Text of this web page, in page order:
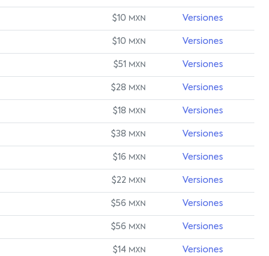
$10 MXN Versiones
$10 MXN Versiones
$51 MXN Versiones
$28 MXN Versiones
$18 MXN Versiones
$38 MXN Versiones
$16 MXN Versiones
$22 MXN Versiones
$56 MXN Versiones
$56 MXN Versiones
$14 MXN Versiones